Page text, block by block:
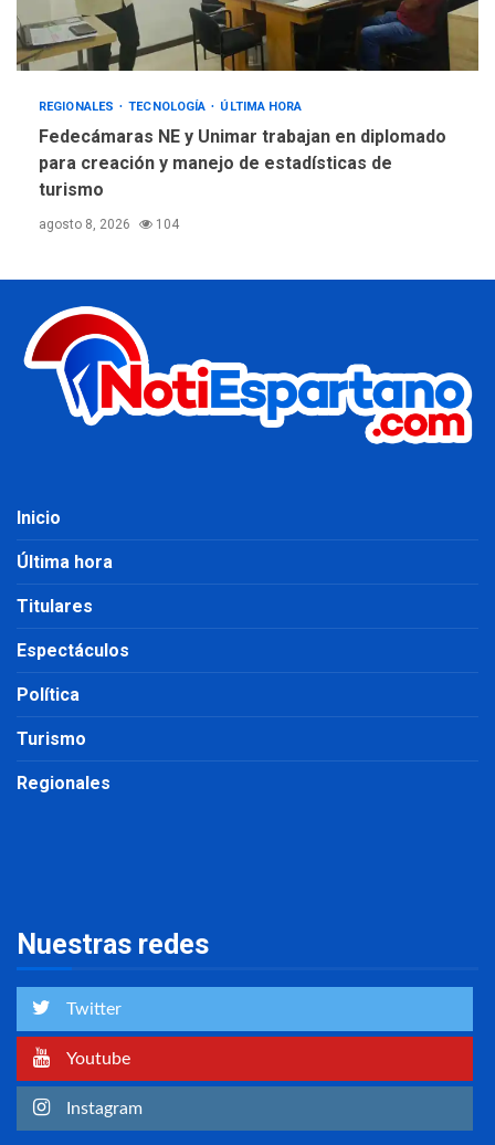
REGIONALES TECNOLOGÍA ÚLTIMA HORA
Fedecámaras NE y Unimar trabajan en diplomado
para creación y manejo de estadísticas de
turismo
agosto 8, 2026 104
Inicio
Última hora
Titulares
Espectáculos
Política
Turismo
Regionales
Nuestras redes
Twitter
Youtube
Instagram